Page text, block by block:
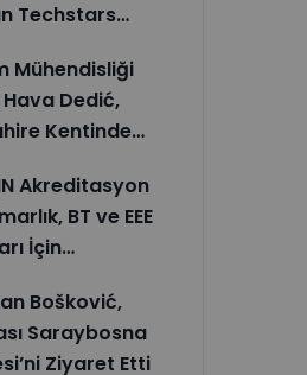
Techstars…
Mühendisliği
Dedić,
Kentinde…
Akreditasyon
BT ve EEE
İçin…
Bošković,
Saraybosna
Ziyaret Etti